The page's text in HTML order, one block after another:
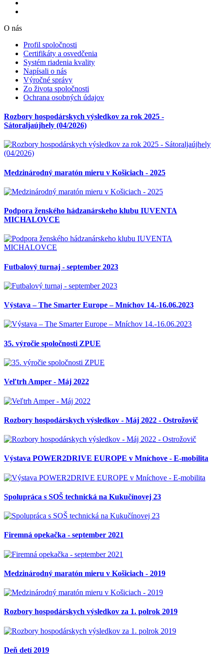
O nás
Profil spoločnosti
Certifikáty a osvedčenia
Systém riadenia kvality
Napísali o nás
Výročné správy
Zo života spoločnosti
Ochrana osobných údajov
Rozbory hospodárskych výsledkov za rok 2025 -
Sátoraljaújhely (04/2026)
Medzinárodný maratón mieru v Košiciach - 2025
Podpora ženského hádzanárskeho klubu IUVENTA
MICHALOVCE
Futbalový turnaj - september 2023
Výstava – The Smarter Europe – Mníchov 14.-16.06.2023
35. výročie spoločnosti ZPUE
Veľtrh Amper - Máj 2022
Rozbory hospodárskych výsledkov - Máj 2022 - Ostrožovič
Výstava POWER2DRIVE EUROPE v Mníchove - E-mobilita
Spolupráca s SOŠ technická na Kukučínovej 23
Firemná opekačka - september 2021
Medzinárodný maratón mieru v Košiciach - 2019
Rozbory hospodárskych výsledkov za 1. polrok 2019
Deň detí 2019